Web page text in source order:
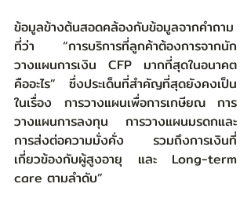
ข้อมูลข้างต้นสอดคล้องกับข้อมูลจากคำถาม
ที่ว่า “การบริการที่ลูกค้าต้องการจากนัก
วางแผนการเงิน CFP มากที่สุดในอนาคต
คืออะไร” ซึ่งประเด็นที่สำคัญที่สุดยังคงเป็น
ในเรื่อง การวางแผนเพื่อการเกษียณ การ
วางแผนการลงทุน การวางแผนมรดกและ
การส่งต่อความมั่งคั่ง รวมถึงการเงินที่
เกี่ยวข้องกับผู้สูงอายุ และ Long-term
care ตามลำดับ”